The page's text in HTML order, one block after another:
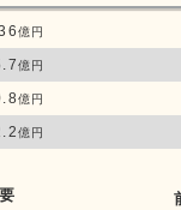
億円
億円
億円
億円